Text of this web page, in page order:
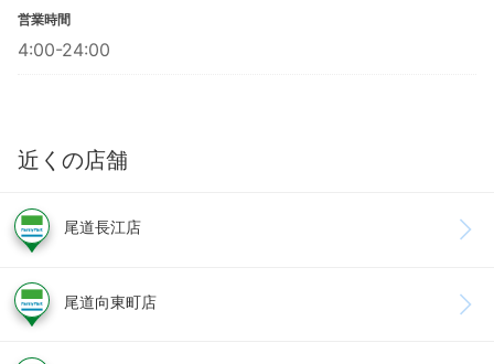
営業時間
4:00-24:00
近くの店舗
尾道長江店
尾道向東町店